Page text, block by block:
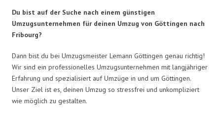
Du bist auf der Suche nach einem günstigen
Umzugsunternehmen für deinen Umzug von Göttingen nach
Fribourg?
Dann bist du bei Umzugsmeister Lemann Göttingen genau richtig!
Wir sind ein professionelles Umzugsunternehmen mit langjähriger
Erfahrung und spezialisiert auf Umzüge in und um Göttingen.
Unser Ziel ist es, deinen Umzug so stressfrei und unkompliziert
wie möglich zu gestalten.